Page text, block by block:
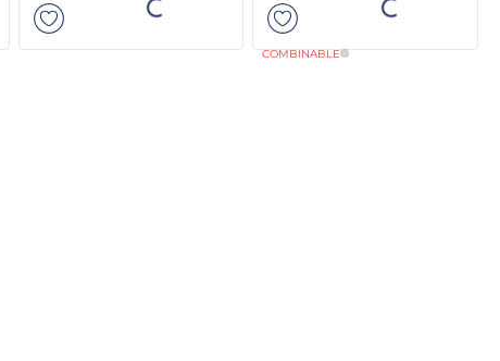
Añadir
COMBINABLE
Añadir